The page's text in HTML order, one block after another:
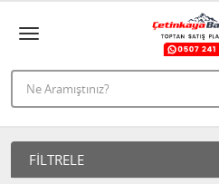
FILTRELE